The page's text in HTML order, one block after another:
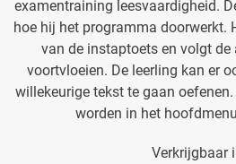
examentraining leesvaardigheid.
hoe hij het programma doorwerkt.
van de instaptoets en volgt de
voortvloeien. De leerling kan er
willekeurige tekst te gaan
worden in het
Verkrijgbaar